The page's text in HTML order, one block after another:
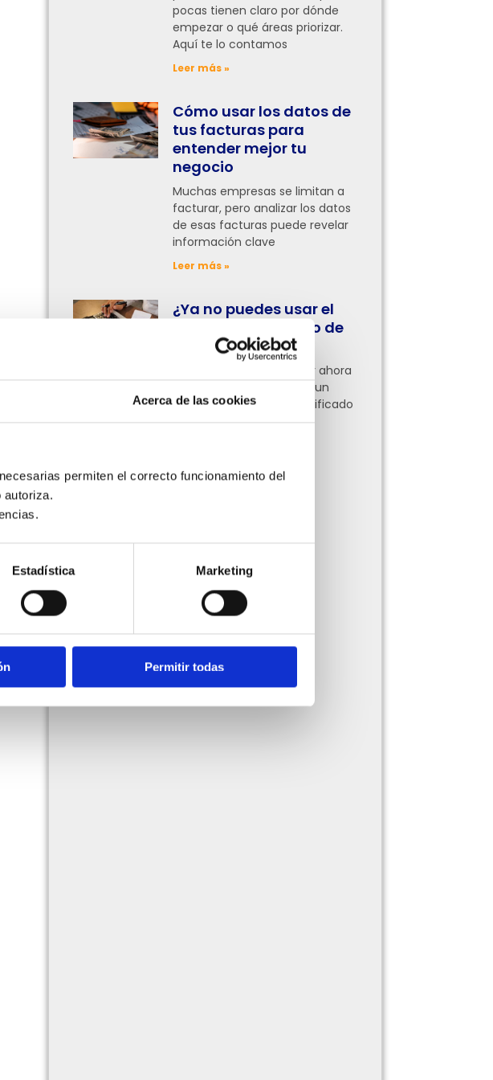
Acerca de las cookies
permiten el correcto funcionamiento del
autoriza.
Estadística Marketing
Permitir todas
pocas tienen claro por dónde
empezar o qué áreas priorizar.
Aquí te lo contamos
Leer más »
Cómo usar los datos de
tus facturas para
entender mejor tu
negocio
Muchas empresas se limitan a
facturar, pero analizar los datos
de esas facturas puede revelar
información clave
Leer más »
¿Ya no puedes usar el
facturador gratuito de
la DGI? Haz esto
Te explicamos qué hacer ahora
y cómo puedes migrar a un
Proveedor Autorizado Calificado
(PAC)